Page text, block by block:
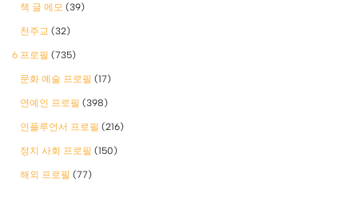
책 글 메모 (39)
천주교 (32)
6 프로필 (735)
문화 예술 프로필 (17)
연예인 프로필 (398)
인플루언서 프로필 (216)
정치 사회 프로필 (150)
해외 프로필 (77)